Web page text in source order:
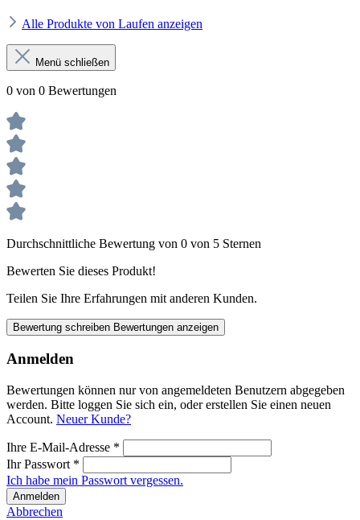
Alle Produkte von Laufen anzeigen
Menü schließen
0 von 0 Bewertungen
Durchschnittliche Bewertung von 0 von 5 Sternen
Bewerten Sie dieses Produkt!
Teilen Sie Ihre Erfahrungen mit anderen Kunden.
Bewertung schreiben Bewertungen anzeigen
Anmelden
Bewertungen können nur von angemeldeten Benutzern abgegeben
werden. Bitte loggen Sie sich ein, oder erstellen Sie einen neuen
Account. Neuer Kunde?
Ihre E-Mail-Adresse *
Ihr Passwort *
Ich habe mein Passwort vergessen.
Anmelden
Abbrechen